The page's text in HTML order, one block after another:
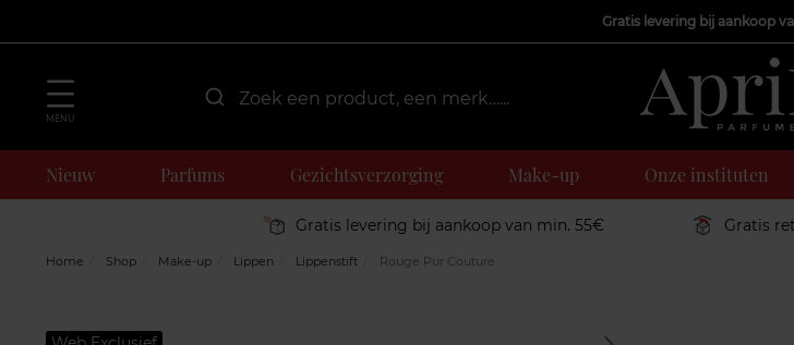
Gratis levering bij aankoop
MENU
Nieuw Parfums Gezichtsverzorging Make-up Onze instituten
Gratis levering bij aankoop van min. 55€ Gratis
Home Shop Make-up Lippen Lippenstift Rouge Pur Couture